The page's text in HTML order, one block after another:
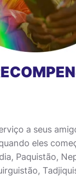
a seus
eles
Paquistão,